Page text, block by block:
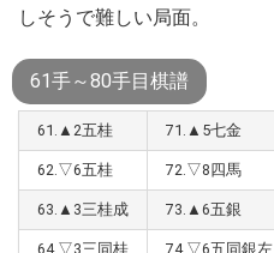
しそうで難しい局面。
61手～80手目棋譜
61.▲2五桂 71.▲5七金
62.▽6五桂 72.▽8四馬
63.▲3三桂成 73.▲6五銀
64.▽3三同桂 74.▽6五同銀左